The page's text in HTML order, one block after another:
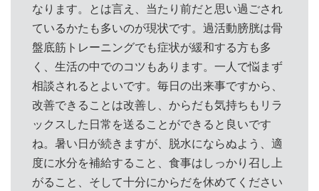
なります。とは言え、当たり前だと思い過ごされ
ているかたも多いのが現状です。過活動膀胱は骨
盤底筋トレーニングでも症状が緩和する方も多
く、生活の中でのコツもあります。一人で悩まず
相談されるとよいです。毎日の出来事ですから、
改善できることは改善し、からだも気持ちもリラ
ックスした日常を送ることができると良いです
ね。暑い日が続きますが、脱水にならぬよう、適
度に水分を補給すること、食事はしっかり召し上
がること、そして十分にからだを休めてください